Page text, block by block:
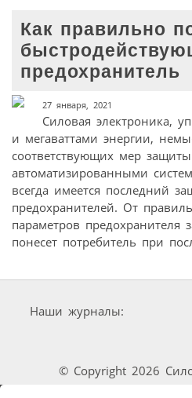
Как правильно
предохранитель
27 января, 2021
Силовая электроника,
и мегаваттами энергии,
соответствующих мер
автоматизированными
всегда имеется последний
предохранителей. От
параметров предохранителя
понесет потребитель при
Наши журналы:
© Copyright 2026